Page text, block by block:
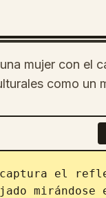
mujer con el
como un
el
mirándose